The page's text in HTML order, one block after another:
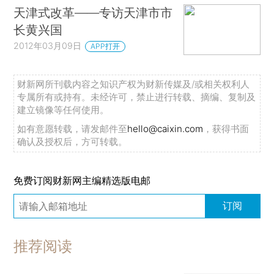
天津式改革——专访天津市市
长黄兴国
2012年03月09日 APP打开
财新网所刊载内容之知识产权为财新传媒及/或相关权利人
专属所有或持有。未经许可，禁止进行转载、摘编、复制及
建立镜像等任何使用。
如有意愿转载，请发邮件至hello@caixin.com ，获得书面
确认及授权后，方可转载。
免费订阅财新网主编精选版电邮
订阅
推荐阅读